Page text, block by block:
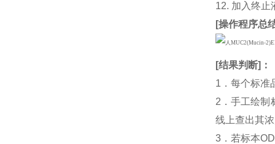
12. 加入终止
[操作程序总
[结果判断]：
1．每个标准
2．手工绘制
线上查出其
3．若标本